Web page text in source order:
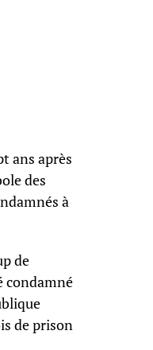
ans après
des
à
de
condamné
de prison